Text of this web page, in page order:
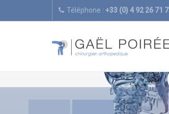
Téléphone : +33 (0) 4 92 26 71